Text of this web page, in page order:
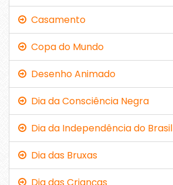
Casamento
Copa do Mundo
Desenho Animado
Dia da Consciência Negra
Dia da Independência do Brasil
Dia das Bruxas